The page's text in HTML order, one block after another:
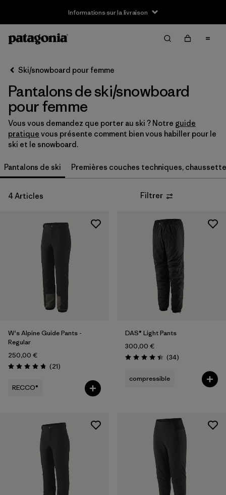
Informations sur la livraison
Filtrer par
Taille
S (2)
M (2)
L (2)
Tout afficher (6)
Ski/snowboard pour femme
Pantalons de ski/snowboard
pour femme
Vous vous demandez que porter au ski ? Notre guide
pratique vous présente comment bien vous habiller pour le
ski et le snowboard.
Pantalons de ski Premières couches techniques,
4 Articles Filtrer
W's Alpine Guide Pants -
Regular
250,00 €
Évaluation: 4.8 / 5
(21Avis
)
RECCO®
DAS® Light Pants
300,00 €
Évaluation: 4.4 / 5
(34Avis
)
compressible